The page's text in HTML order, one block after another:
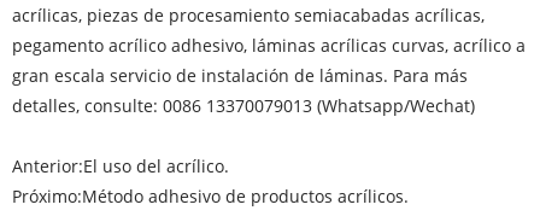
acrílicas, piezas de procesamiento semiacabadas acrílicas,
pegamento acrílico adhesivo, láminas acrílicas curvas, acrílico a
gran escala servicio de instalación de láminas. Para más
detalles, consulte: 0086 13370079013 (Whatsapp/Wechat)
Anterior:El uso del acrílico.
Próximo:Método adhesivo de productos acrílicos.